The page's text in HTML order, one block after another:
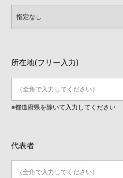
所在地(フリー入力)
※都道府県を除いて入力してください
代表者